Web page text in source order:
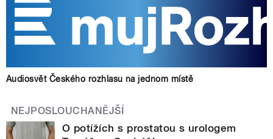
Audiosvět Českého rozhlasu na jednom místě
NEJPOSLOUCHANĚJŠÍ
O potížích s prostatou s urologem